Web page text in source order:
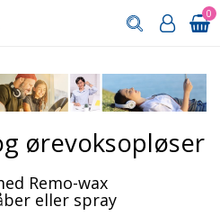
0
ørevoksopløser
Remo-wax
eller spray